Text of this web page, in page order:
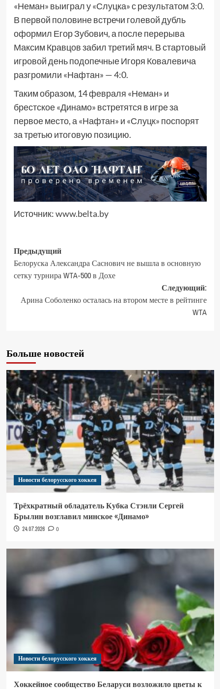
«Неман» выиграл у «Слуцка» с результатом 3:0.
В первой половине встречи голевой дубль
оформил Егор Зубович, а после перерыва
Максим Кравцов забил третий мяч. В стартовый
игровой день подопечные Игоря Ковалевича
разгромили «Нафтан» — 4:0.
Таким образом, 14 февраля «Неман» и
брестское «Динамо» встретятся в игре за
первое место, а «Нафтан» и «Слуцк» поспорят
за третью итоговую позицию.
Источник:www.belta.by
Предыдущий
Белоруска Александра Саснович не вышла в основную
сетку турнира WTA-500 в Дохе
Следующий:
Арина Соболенко осталась на втором месте в рейтинге
WTA
Больше новостей
Новости белорусского хоккея
Трёхкратный обладатель Кубка Стэнли Сергей
Брылин возглавил минское «Динамо»
24.07.2026 0
Новости белорусского хоккея
Хоккейное сообщество Беларуси возложило цветы к